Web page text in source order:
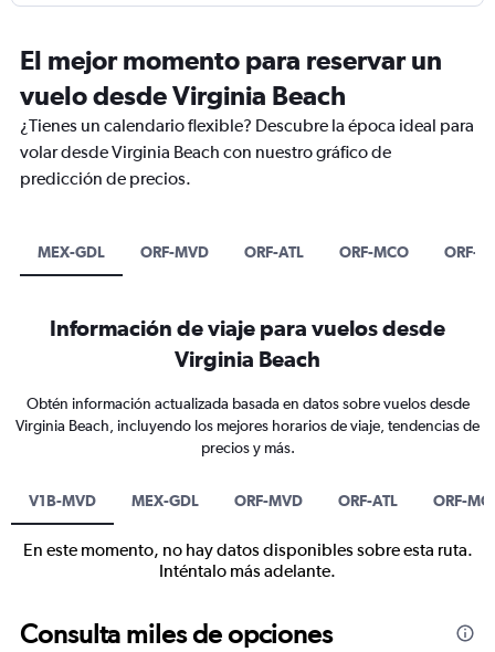
El mejor momento para reservar un
vuelo desde Virginia Beach
¿Tienes un calendario flexible? Descubre la época ideal para
volar desde Virginia Beach con nuestro gráfico de
predicción de precios.
MEX-GDL ORF-MVD ORF-ATL ORF-MCO ORF-
Información de viaje para vuelos desde
Virginia Beach
Obtén información actualizada basada en datos sobre vuelos desde
Virginia Beach, incluyendo los mejores horarios de viaje, tendencias de
precios y más.
V1B-MVD MEX-GDL ORF-MVD ORF-ATL ORF-
En este momento, no hay datos disponibles sobre esta ruta.
Inténtalo más adelante.
Consulta miles de opciones